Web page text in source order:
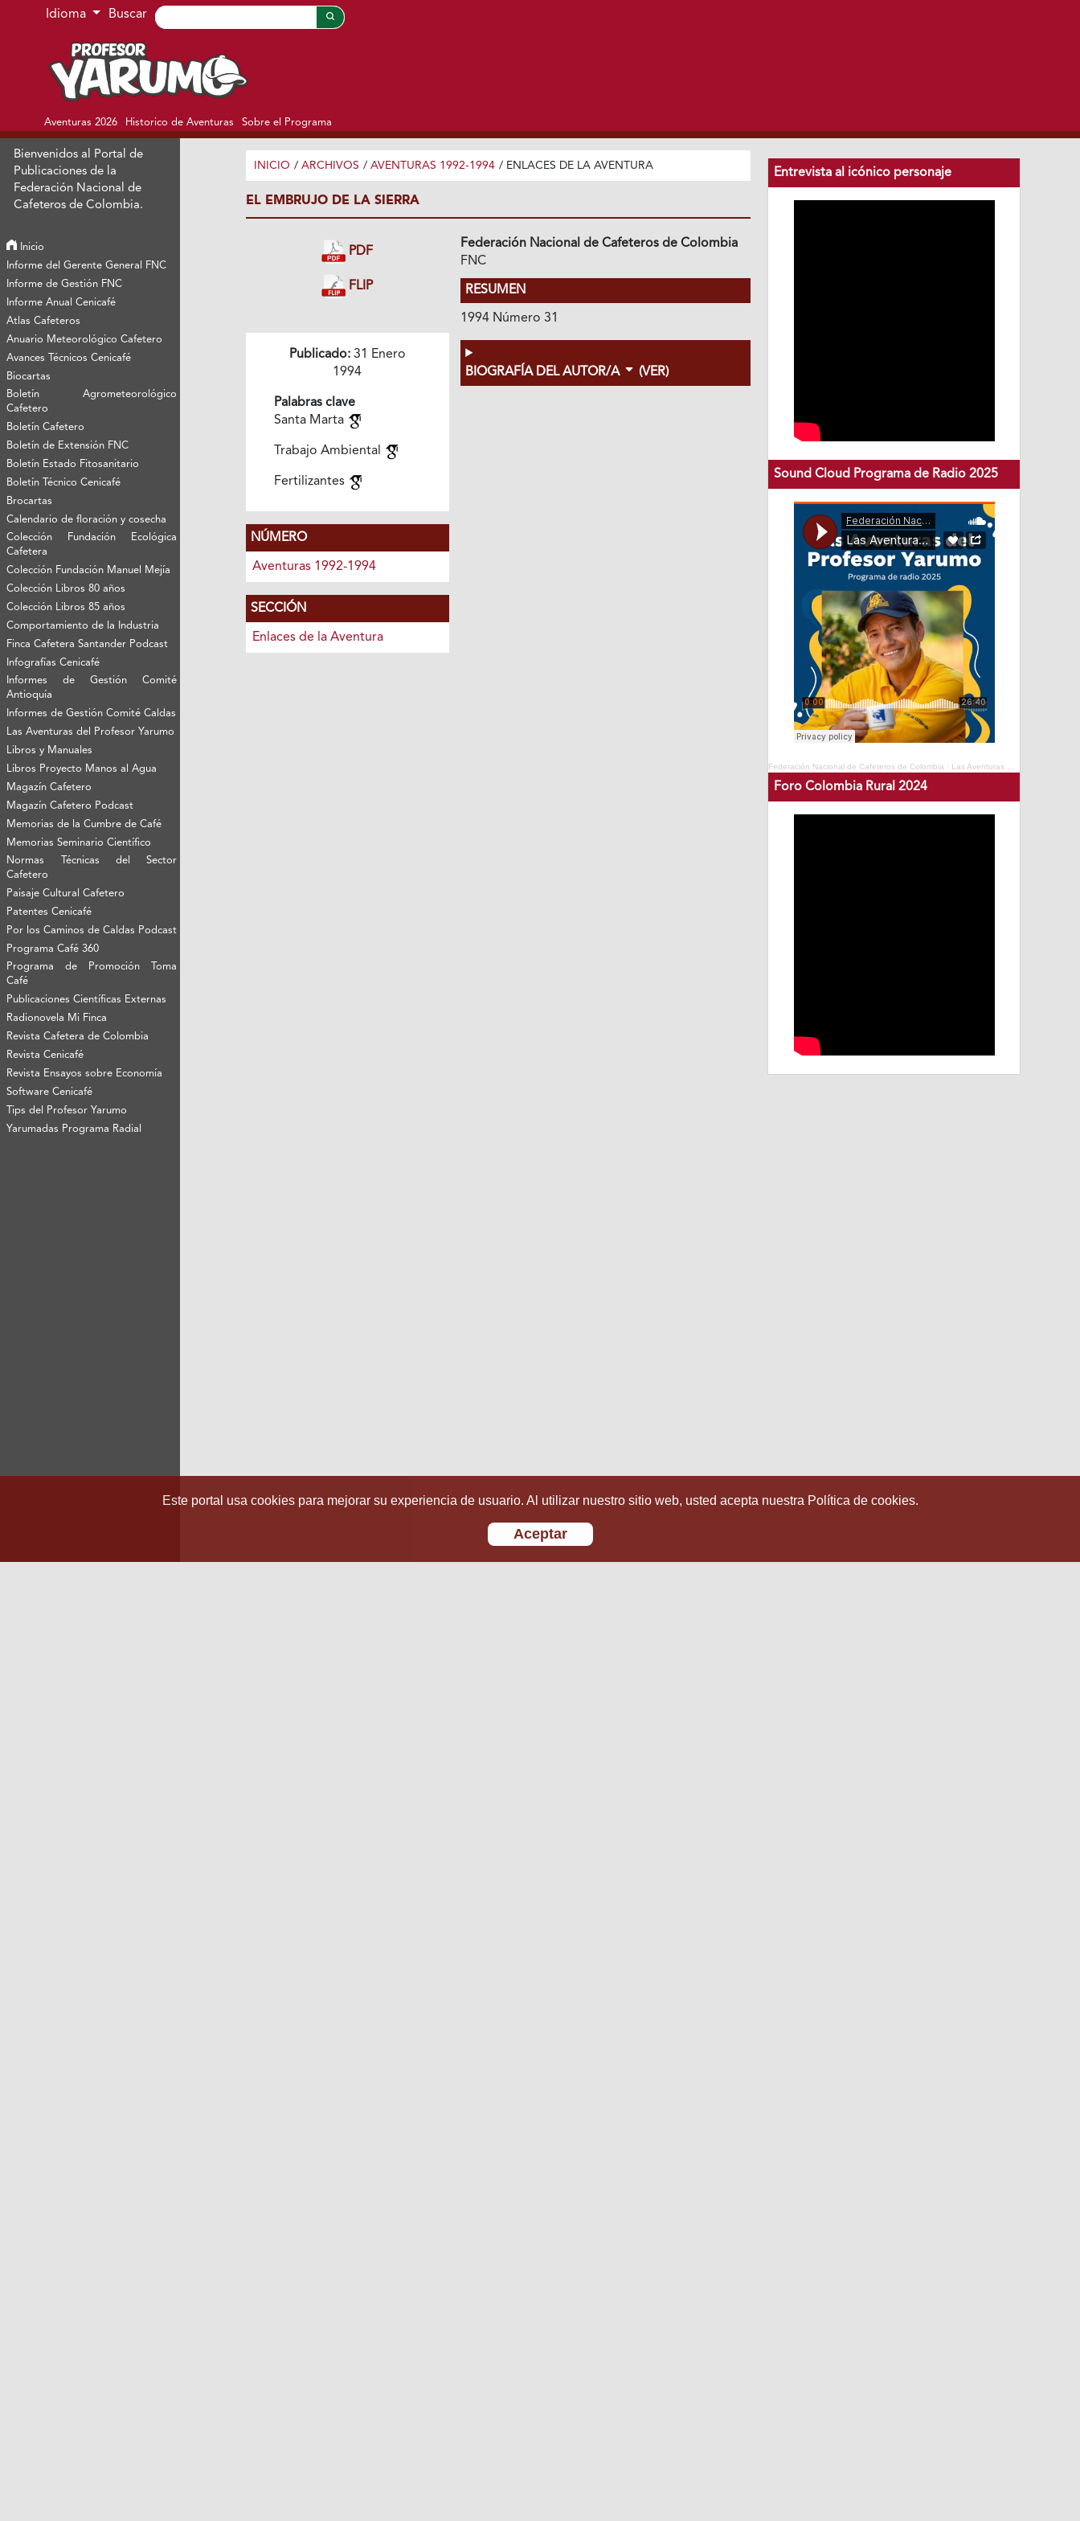
Ir al menú de navegación principal
Ir al contenido principal
Ir al pie de página del sitio
Idioma Buscar
Aventuras 2026 Historico de Aventuras Sobre el Programa
Bienvenidos al Portal de
Publicaciones de la
Federación Nacional de
Cafeteros de Colombia.
Inicio
Informe del Gerente General FNC
Informe de Gestión FNC
Informe Anual Cenicafé
Atlas Cafeteros
Anuario Meteorológico Cafetero
Avances Técnicos Cenicafé
Biocartas
Boletín Agrometeorológico
Cafetero
Boletín Cafetero
Boletín de Extensión FNC
Boletín Estado Fitosanitario
Boletín Técnico Cenicafé
Brocartas
Calendario de floración y cosecha
Colección Fundación Ecológica
Cafetera
Colección Fundación Manuel Mejía
Colección Libros 80 años
Colección Libros 85 años
Comportamiento de la Industria
Finca Cafetera Santander Podcast
Infografías Cenicafé
Informes de Gestión Comité
Antioquía
Informes de Gestión Comité Caldas
Las Aventuras del Profesor Yarumo
Libros y Manuales
Libros Proyecto Manos al Agua
Magazín Cafetero
Magazín Cafetero Podcast
Memorias de la Cumbre de Café
Memorias Seminario Científico
Normas Técnicas del Sector
Cafetero
Paisaje Cultural Cafetero
Patentes Cenicafé
Por los Caminos de Caldas Podcast
Programa Café 360
Programa de Promoción Toma
Café
Publicaciones Científicas Externas
Radionovela Mi Finca
Revista Cafetera de Colombia
Revista Cenicafé
Revista Ensayos sobre Economía
Software Cenicafé
Tips del Profesor Yarumo
Yarumadas Programa Radial
INICIO / ARCHIVOS / AVENTURAS 1992-1994 / ENLACES DE LA AVENTURA
EL EMBRUJO DE LA SIERRA
PDF
FLIP
Publicado:31 Enero
1994
Palabras clave
Santa Marta
Trabajo Ambiental
Fertilizantes
NÚMERO
Aventuras 1992-1994
SECCIÓN
Enlaces de la Aventura
Federación Nacional de Cafeteros de Colombia
FNC
RESUMEN
1994 Número 31
BIOGRAFÍA DEL AUTOR/A (VER)
Entrevista al icónico personaje
Sound Cloud Programa de Radio 2025
Federación Nacional de Cafeteros de Colombia · Las Aventuras del Profesor Yarumo - Cafés de Colombia Expo 2025
Foro Colombia Rural 2024
Este portal usa cookies para mejorar su experiencia de usuario. Al utilizar nuestro sitio web, usted acepta nuestra Política de cookies.
Aceptar